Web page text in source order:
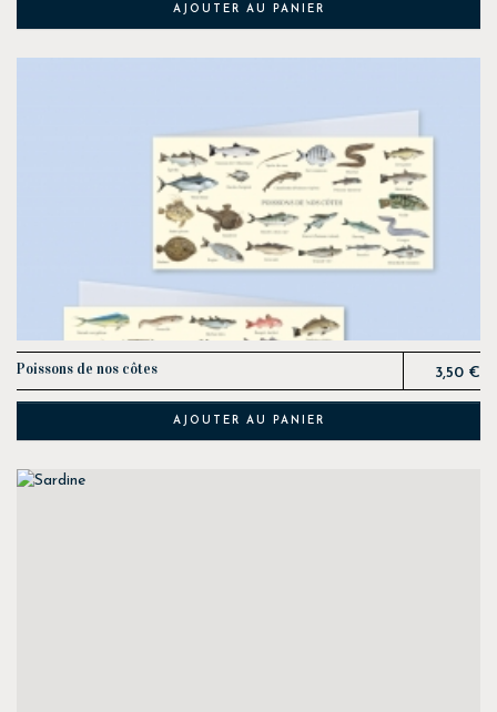
AJOUTER AU PANIER
AJOUTER AU PANIER
Poissons de nos côtes Prix
3,50 €